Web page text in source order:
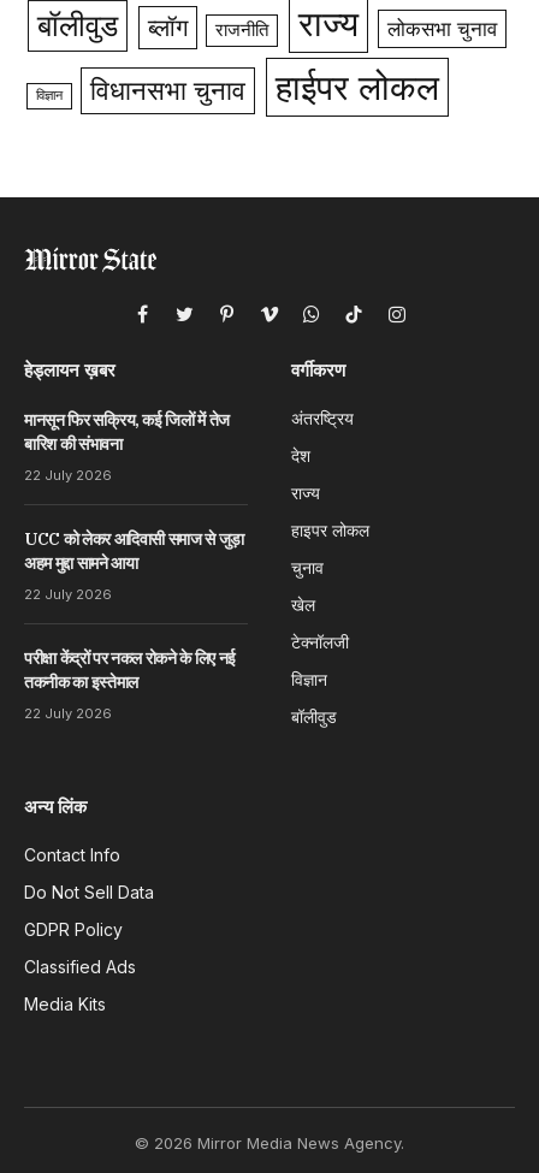
बॉलीवुड ब्लॉग राजनीति राज्य लोकसभा चुनाव
विज्ञान विधानसभा चुनाव हाईपर लोकल
Facebook
TwitterPinterestVimeoWhatsApp
TikTokInstagram
हेड्लायन ख़बर
मानसून फिर सक्रिय, कई जिलों में तेज
बारिश की संभावना
22 July 2026
UCC को लेकर आदिवासी समाज से जुड़ा
अहम मुद्दा सामने आया
22 July 2026
परीक्षा केंद्रों पर नकल रोकने के लिए नई
तकनीक का इस्तेमाल
22 July 2026
वर्गीकरण
अंतरष्ट्रिय
देश
राज्य
हाइपर लोकल
चुनाव
खेल
टेक्नॉलजी
विज्ञान
बॉलीवुड
अन्य लिंक
Contact Info
Do Not Sell Data
GDPR Policy
Classified Ads
Media Kits
© 2026 Mirror Media News Agency.